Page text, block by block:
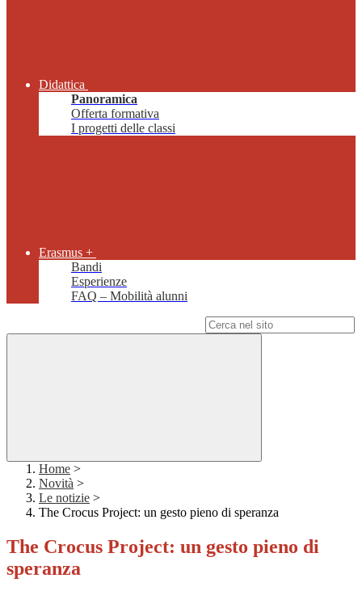
Didattica
Panoramica
Offerta formativa
I progetti delle classi
Erasmus +
Bandi
Esperienze
FAQ – Mobilità alunni
Home >
Novità >
Le notizie >
The Crocus Project: un gesto pieno di speranza
The Crocus Project: un gesto pieno di
speranza